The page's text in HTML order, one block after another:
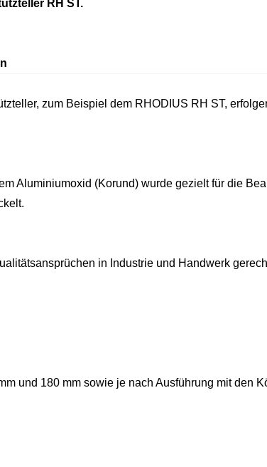
RH ST.
zum Beispiel dem RHODIUS RH ST,
Aluminiumoxid (Korund) wurde gezielt für die
in Industrie und Handwerk
und 180 mm sowie je nach Ausführung mit den